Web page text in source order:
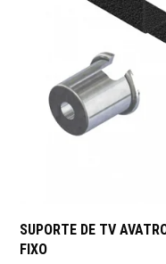
SUPORTE DE TV
FIXO